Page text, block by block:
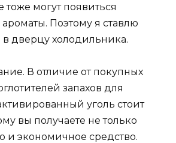
могут появиться
Поэтому я ставлю
в дверцу холодильника.
В отличие от покупных
запахов для
уголь стоит
вы получаете не только
и экономичное средство.